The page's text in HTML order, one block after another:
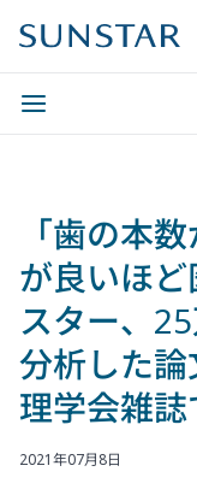
「歯の本
が良いほ
スター、
分析した
理学会雑
2021年07月8日